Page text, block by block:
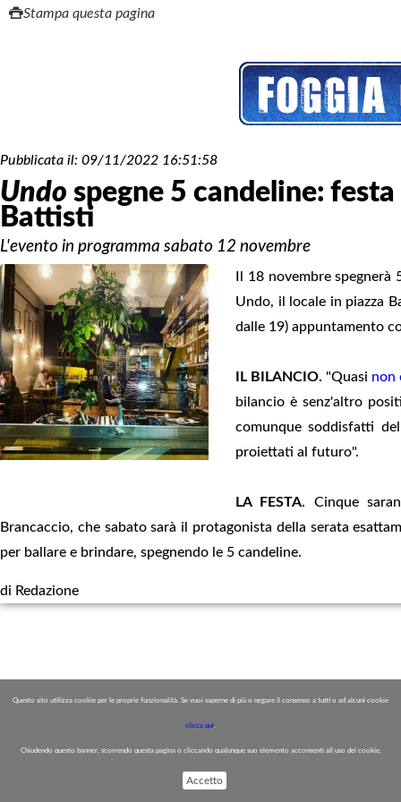
Questo sito utilizza cookie per le proprie funzionalità. Se vuoi saperne di più o negare il consenso a tutti o ad alcuni cookie
clicca qui.
Chiudendo questo banner, scorrendo questa pagina o cliccando qualunque suo elemento acconsenti all uso dei cookie.
Accetto
Stampa questa pagina
Pubblicata il: 09/11/2022 16:51:58
Undo spegne 5 candeline:
Battisti
L'evento in programma sabato 12 novembre
Il 18 novembre
Undo, il locale in piazza
dalle 19) appuntamento
IL BILANCIO. "Quasi non
bilancio è senz'altro
comunque soddisfatti
proiettati al futuro".
LA FESTA. Cinque
Brancaccio, che sabato sarà il protagonista della serata
per ballare e brindare, spegnendo le 5 candeline.
di Redazione